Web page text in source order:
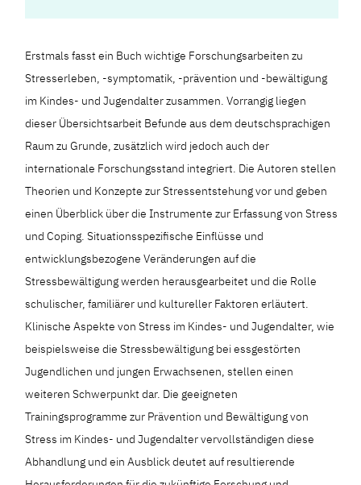
Erstmals fasst ein Buch wichtige Forschungsarbeiten zu
Stresserleben, -symptomatik, -prävention und -bewältigung
im Kindes- und Jugendalter zusammen. Vorrangig liegen
dieser Übersichtsarbeit Befunde aus dem deutschsprachigen
Raum zu Grunde, zusätzlich wird jedoch auch der
internationale Forschungsstand integriert. Die Autoren stellen
Theorien und Konzepte zur Stressentstehung vor und geben
einen Überblick über die Instrumente zur Erfassung von Stress
und Coping. Situationsspezifische Einflüsse und
entwicklungsbezogene Veränderungen auf die
Stressbewältigung werden herausgearbeitet und die Rolle
schulischer, familiärer und kultureller Faktoren erläutert.
Klinische Aspekte von Stress im Kindes- und Jugendalter, wie
beispielsweise die Stressbewältigung bei essgestörten
Jugendlichen und jungen Erwachsenen, stellen einen
weiteren Schwerpunkt dar. Die geeigneten
Trainingsprogramme zur Prävention und Bewältigung von
Stress im Kindes- und Jugendalter vervollständigen diese
Abhandlung und ein Ausblick deutet auf resultierende